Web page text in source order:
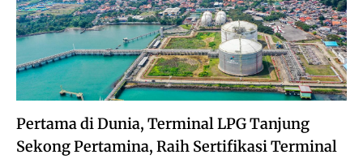
Pertama di Dunia, Terminal LPG Tanjung
Sekong Pertamina, Raih Sertifikasi Terminal